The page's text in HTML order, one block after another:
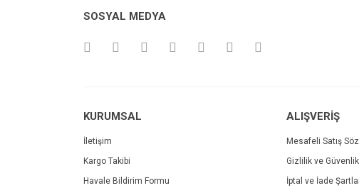
100,83 TL
KIRMIZI KORE
SOSYAL MEDYA
KURUMSAL
İletişim
Kargo Takibi
Havale Bildirim Formu
ALIŞVERİŞ
Mesafeli Satış
Gizlilik ve Güvenlik
İptal ve İade